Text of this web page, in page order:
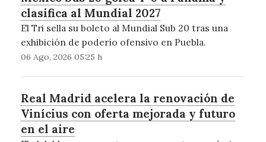
clasifica al Mundial 2027
El Tri sella su boleto al Mundial Sub 20 tras una
exhibición de poderío ofensivo en Puebla.
06 Ago, 2026 05:25 h
Real Madrid acelera la renovación de
Vinícius con oferta mejorada y futuro
en el aire